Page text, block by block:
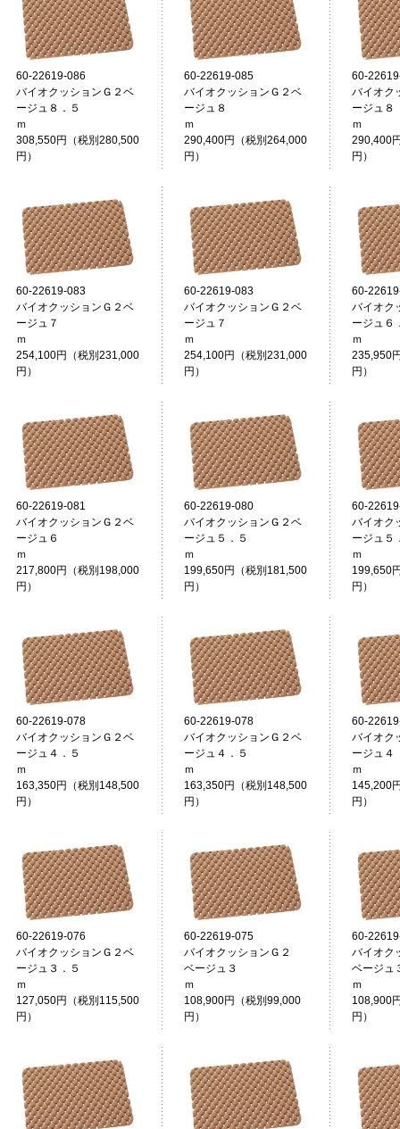
60-22619-086
バイオクッションＧ２ベ
ージュ８．５
ｍ
308,550円（税別280,500
円）
60-22619-085
バイオクッションＧ２ベ
ージュ８
ｍ
290,400円（税別264,000
円）
60-
バイオク
ージュ８
290,400
円）
60-22619-083
バイオクッションＧ２ベ
ージュ７
ｍ
254,100円（税別231,000
円）
60-22619-083
バイオクッションＧ２ベ
ージュ７
ｍ
254,100円（税別231,000
円）
60-
バイオク
ージュ６
235,950
円）
60-22619-081
バイオクッションＧ２ベ
ージュ６
ｍ
217,800円（税別198,000
円）
60-22619-080
バイオクッションＧ２ベ
ージュ５．５
ｍ
199,650円（税別181,500
円）
60-
バイオク
ージュ５
199,650
円）
60-22619-078
バイオクッションＧ２ベ
ージュ４．５
ｍ
163,350円（税別148,500
円）
60-22619-078
バイオクッションＧ２ベ
ージュ４．５
ｍ
163,350円（税別148,500
円）
60-
バイオク
ージュ４
145,200
円）
60-22619-076
バイオクッションＧ２ベ
ージュ３．５
ｍ
127,050円（税別115,500
円）
60-22619-075
バイオクッションＧ２
ベージュ３
ｍ
108,900円（税別99,000
円）
60-
バイオ
ベージュ
108,900
円）